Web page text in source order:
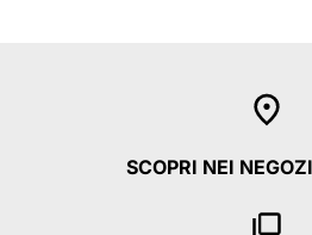
SCOPRI NEI